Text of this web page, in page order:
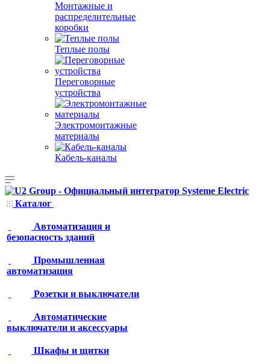
Монтажные и
распределительные
коробки
Теплые полы
Переговорные
устройства
Электромонтажные
материалы
Кабель-каналы
Каталог
Автоматизация и
безопасность зданий
Промышленная
автоматизация
Розетки и выключатели
Автоматические
выключатели и аксессуары
Шкафы и щитки